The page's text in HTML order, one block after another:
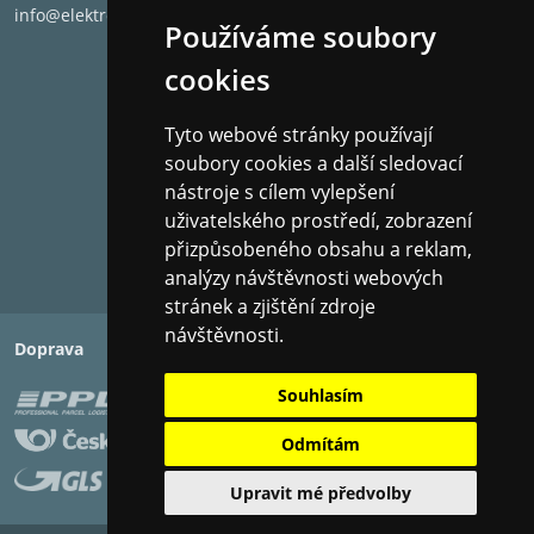
Používáme soubory
cookies
Tyto webové stránky používají
soubory cookies a další sledovací
nástroje s cílem vylepšení
uživatelského prostředí, zobrazení
přizpůsobeného obsahu a reklam,
analýzy návštěvnosti webových
stránek a zjištění zdroje
návštěvnosti.
Souhlasím
Odmítám
Upravit mé předvolby
Celkový frekvenční rozsah:
39Hz - 40kHz
88 dB
7.71 kg
info@elektronet.cz
Doprava Platba